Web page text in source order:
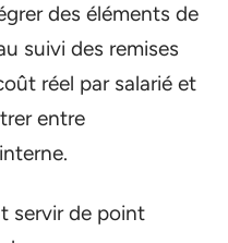
des éléments de
suivi des remises
réel par salarié et
entre
servir de point